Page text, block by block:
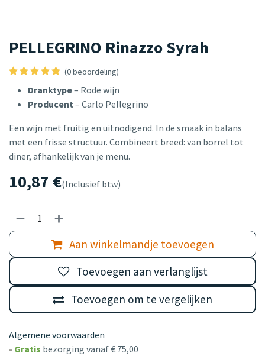
PELLEGRINO Rinazzo Syrah
(0 beoordeling)
Dranktype– Rode wijn
Producent– Carlo Pellegrino
Een wijn met fruitig en uitnodigend. In de smaak in balans
met een frisse structuur. Combineert breed: van borrel tot
diner, afhankelijk van je menu.
10,87 €(Inclusief btw)
Aan winkelmandje toevoegen
Toevoegen om te vergelijken
Toevoegen aan verlanglijst
Algemene voorwaarden
- Gratis bezorging vanaf € 75,00